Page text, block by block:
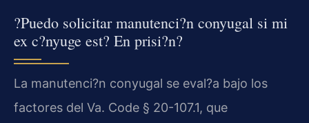
?Puedo solicitar manutenci?n conyugal si mi
ex c?nyuge est? En prisi?n?
La manutenci?n conyugal se eval?a bajo los
factores del Va. Code § 20-107.1, que